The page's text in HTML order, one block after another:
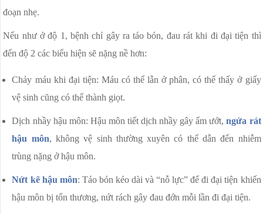
đoạn nhẹ.
Nếu như ở độ 1, bệnh chỉ gây ra táo bón, đau rát khi đi đại tiện thì
đến độ 2 các biểu hiện sẽ nặng nề hơn:
Chảy máu khi đại tiện: Máu có thể lẫn ở phân, có thể thấy ở giấy
vệ sinh cũng có thể thành giọt.
Dịch nhầy hậu môn: Hậu môn tiết dịch nhầy gây ẩm ướt,ngứa rát
hậu môn, không vệ sinh thường xuyên có thể dẫn đến nhiễm
trùng nặng ở hậu môn.
Nứt kẽ hậu môn: Táo bón kéo dài và “nỗ lực” để đi đại tiện khiến
hậu môn bị tổn thương, nứt rách gây đau đớn mỗi lần đi đại tiện.